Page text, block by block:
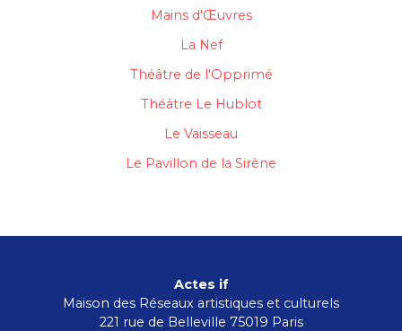
Mains d'Œuvres
La Nef
Théâtre de l'Opprimé
Théâtre Le Hublot
Le Vaisseau
Le Pavillon de la Sirène
Actes if
Maison des Réseaux artistiques et culturels
221 rue de Belleville 75019 Paris